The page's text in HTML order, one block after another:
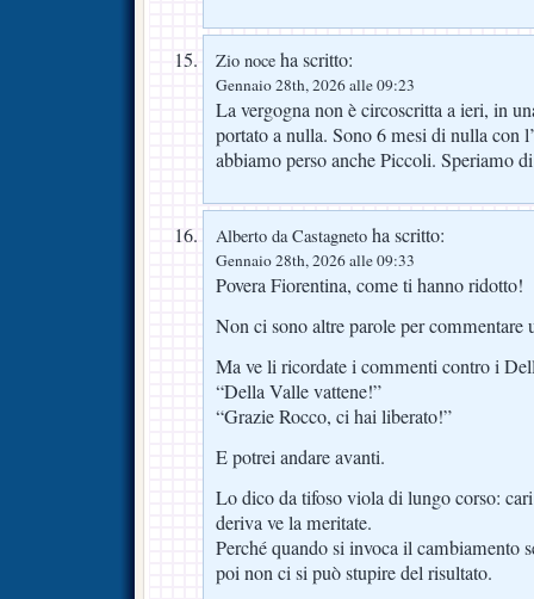
Zio noce ha scritto:
Gennaio 28th, 2026 alle 09:23
La vergogna non è circoscritta a ieri, in
portato a nulla. Sono 6 mesi di nulla con
abbiamo perso anche Piccoli. Speriamo
Alberto da Castagneto ha scritto:
Gennaio 28th, 2026 alle 09:33
Povera Fiorentina, come ti hanno ridotto!
Non ci sono altre parole per commentare
Ma ve li ricordate i commenti contro i
“Della Valle vattene!”
“Grazie Rocco, ci hai liberato!”
E potrei andare avanti.
Lo dico da tifoso viola di lungo corso:
deriva ve la meritate.
Perché quando si invoca il cambiamento
poi non ci si può stupire del risultato.